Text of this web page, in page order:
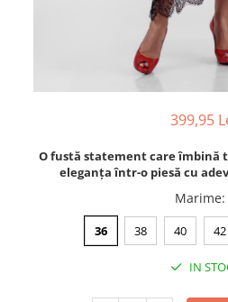
399,95
O fustă statement care îmbină
eleganța într-o piesă cu
Marime:
36 38 40 42
IN